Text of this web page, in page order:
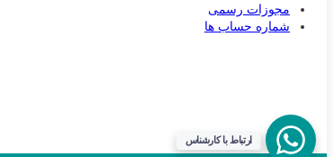
ارتباط با کارشناس
تماس تلفنی با کارشناس فروش
09031094646
ذخیره کنید شماره مون یادتون نره!
مجوزات رسمی
شماره حساب ها